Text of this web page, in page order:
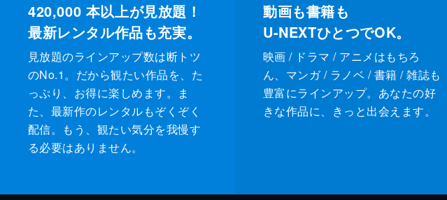
420,000 本以上が見放題！
最新レンタル作品も充実。
見放題のラインアップ数は断トツ
のNo.1。だから観たい作品を、た
っぷり、お得に楽しめます。ま
た、最新作のレンタルもぞくぞく
配信。もう、観たい気分を我慢す
る必要はありません。
動画も書籍も
U-NEXTひとつでOK。
映画 / ドラマ / アニメはもちろ
ん、マンガ / ラノベ / 書籍 / 雑誌も
豊富にラインアップ。あなたの好
きな作品に、きっと出会えます。